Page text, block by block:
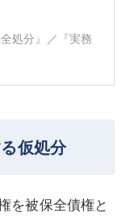
処分』／『実務
仮処分
を被保全債権と